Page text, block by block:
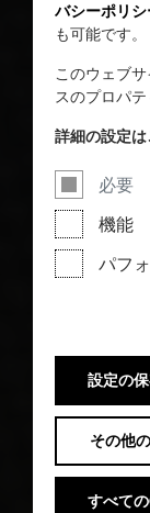
バシーポリシ
も可能です。
このウェブ
スのプロパ
詳細の設定は
必要
機能
パフ
設定の
その他
すべて